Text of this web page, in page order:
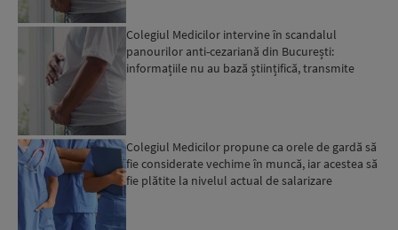
Colegiul Medicilor intervine în scandalul
panourilor anti-cezariană din București:
informațiile nu au bază științifică, transmite
Colegiul Medicilor propune ca orele de gardă să
fie considerate vechime în muncă, iar acestea să
fie plătite la nivelul actual de salarizare